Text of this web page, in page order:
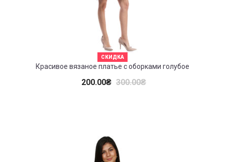
СКИДКА
Красивое вязаное платье с оборками голубое
200.00₴ 300.00₴